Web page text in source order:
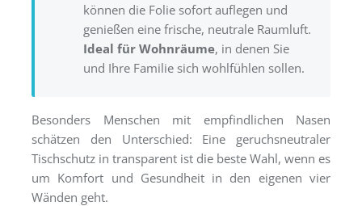
können die Folie sofort auflegen und
genießen eine frische, neutrale Raumluft.
Ideal für Wohnräume, in denen Sie
und Ihre Familie sich wohlfühlen sollen.
Besonders Menschen mit empfindlichen Nasen
schätzen den Unterschied: Eine geruchsneutraler
Tischschutz in transparent ist die beste Wahl, wenn es
um Komfort und Gesundheit in den eigenen vier
Wänden geht.